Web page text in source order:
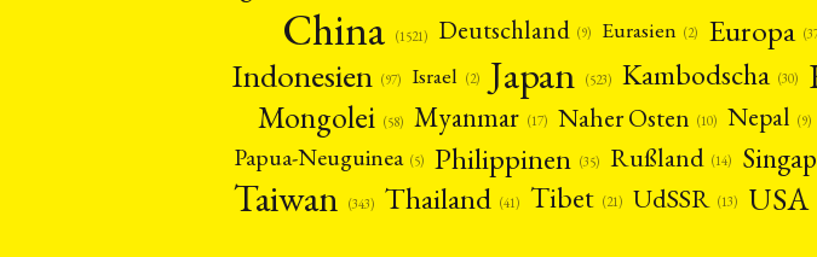
China (1521) Deutschland (9) Eurasien (2) Europa
Indonesien (97) Israel (2) Japan (523) Kambodscha (30)
Mongolei (58) Myanmar (17) Naher Osten (10) Nepal (9)
Papua-Neuguinea (5) Philippinen (35) Rußland (14)
Taiwan (343) Thailand (41) Tibet (21) UdSSR (13) USA